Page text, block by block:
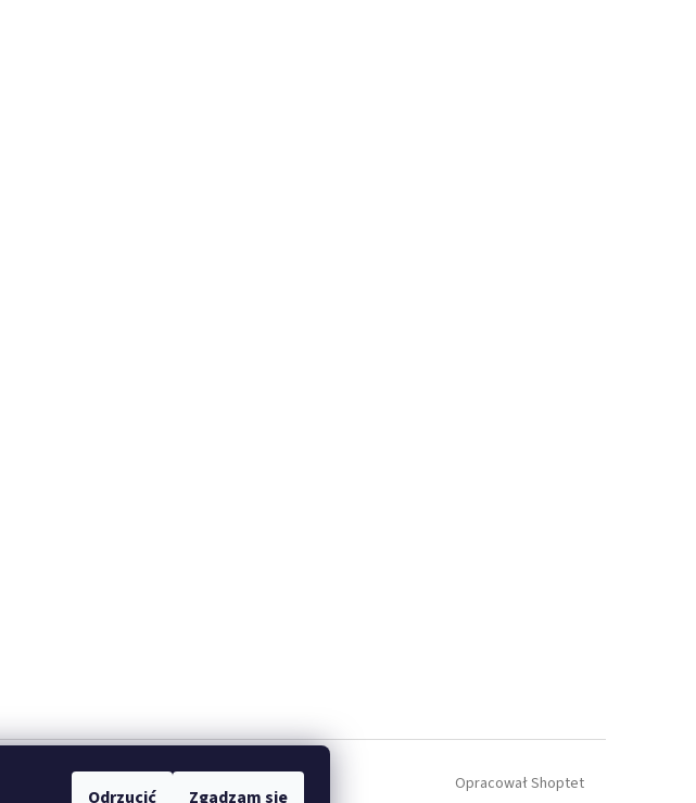
Odrzucić Zgadzam się
Opracował Shoptet